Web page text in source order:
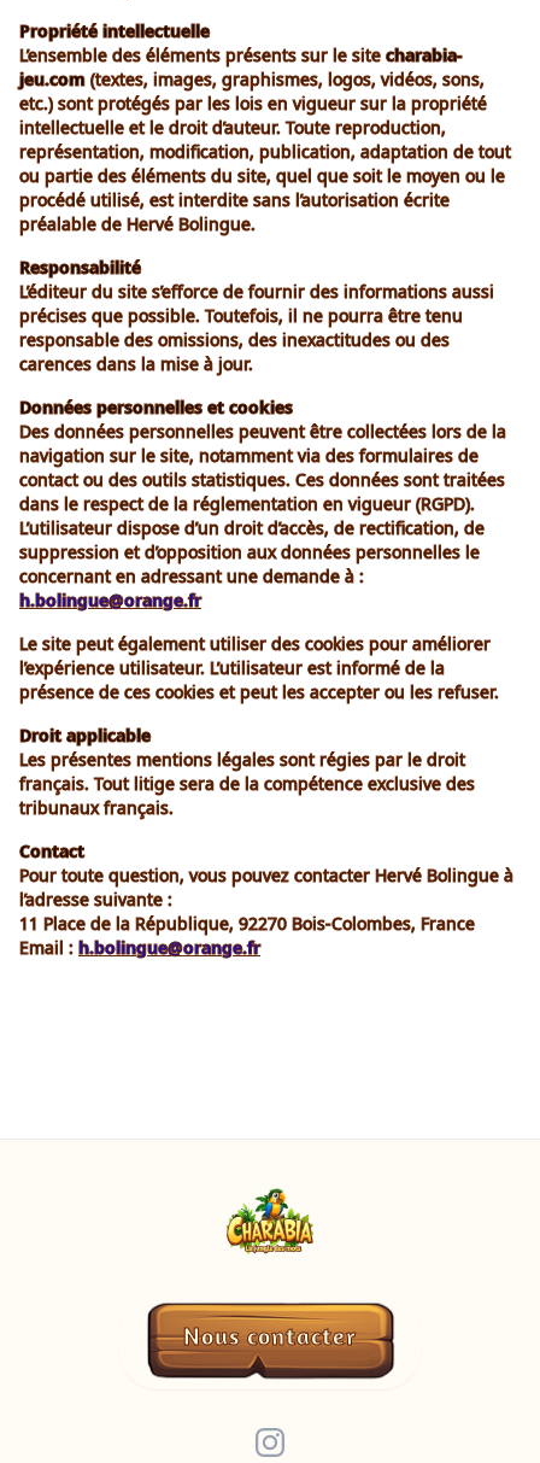
Propriété intellectuelle
L’ensemble des éléments présents sur le site charabia-
jeu.com (textes, images, graphismes, logos, vidéos, sons,
etc.) sont protégés par les lois en vigueur sur la propriété
intellectuelle et le droit d’auteur. Toute reproduction,
représentation, modification, publication, adaptation de tout
ou partie des éléments du site, quel que soit le moyen ou le
procédé utilisé, est interdite sans l’autorisation écrite
préalable de Hervé Bolingue.
Responsabilité
L’éditeur du site s’efforce de fournir des informations aussi
précises que possible. Toutefois, il ne pourra être tenu
responsable des omissions, des inexactitudes ou des
carences dans la mise à jour.
Données personnelles et cookies
Des données personnelles peuvent être collectées lors de la
navigation sur le site, notamment via des formulaires de
contact ou des outils statistiques. Ces données sont traitées
dans le respect de la réglementation en vigueur (RGPD).
L’utilisateur dispose d’un droit d’accès, de rectification, de
suppression et d’opposition aux données personnelles le
concernant en adressant une demande à :
h.bolingue@orange.fr
Le site peut également utiliser des cookies pour améliorer
l’expérience utilisateur. L’utilisateur est informé de la
présence de ces cookies et peut les accepter ou les refuser.
Droit applicable
Les présentes mentions légales sont régies par le droit
français. Tout litige sera de la compétence exclusive des
tribunaux français.
Contact
Pour toute question, vous pouvez contacter Hervé Bolingue à
l’adresse suivante :
11 Place de la République, 92270 Bois-Colombes, France
Email : h.bolingue@orange.fr
Nous contacter